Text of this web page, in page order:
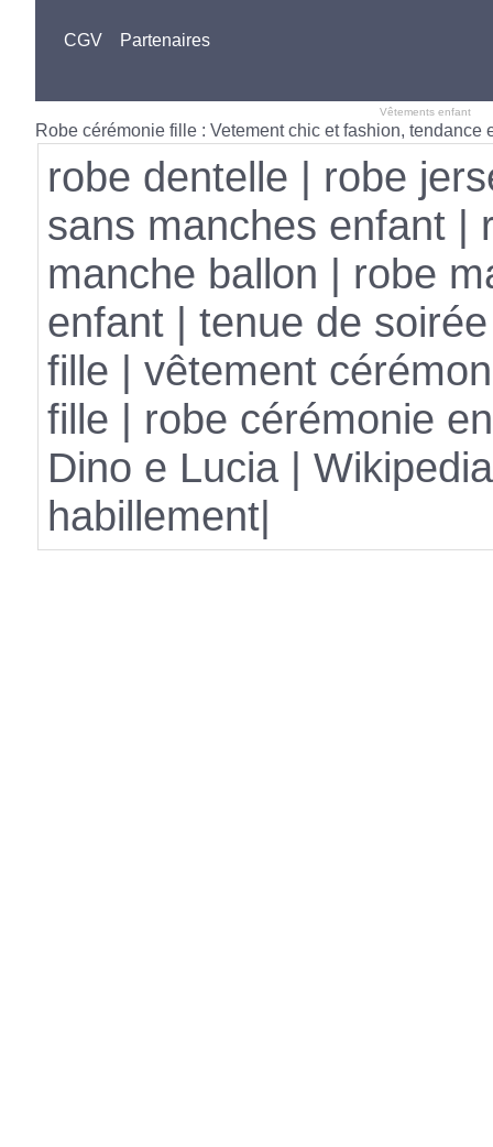
CGV Partenaires
Vêtements enfant
Robe cérémonie fille : Vetement chic et fashion, tendance
robe dentelle | robe
sans manches enfant |
manche ballon | robe
enfant | tenue de
fille | vêtement
fille | robe cérémonie
Dino e Lucia |
habillement|